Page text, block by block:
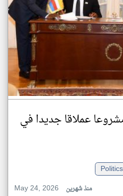
عملاقا جديدا في
Politics
May 24, 2026
منذ شهرين